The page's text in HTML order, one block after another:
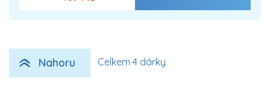
Nahoru Celkem 4 dárky